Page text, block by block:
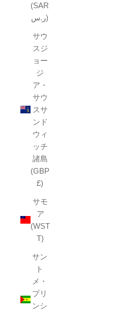
(SAR
ر.س)
サウ
スジ
ョー
ジ
ア・
サウ
スサ
ンド
ウィ
ッチ
諸島
(GBP
£)
サモ
ア
(WST
T)
サン
ト
メ・
プリ
ンシ